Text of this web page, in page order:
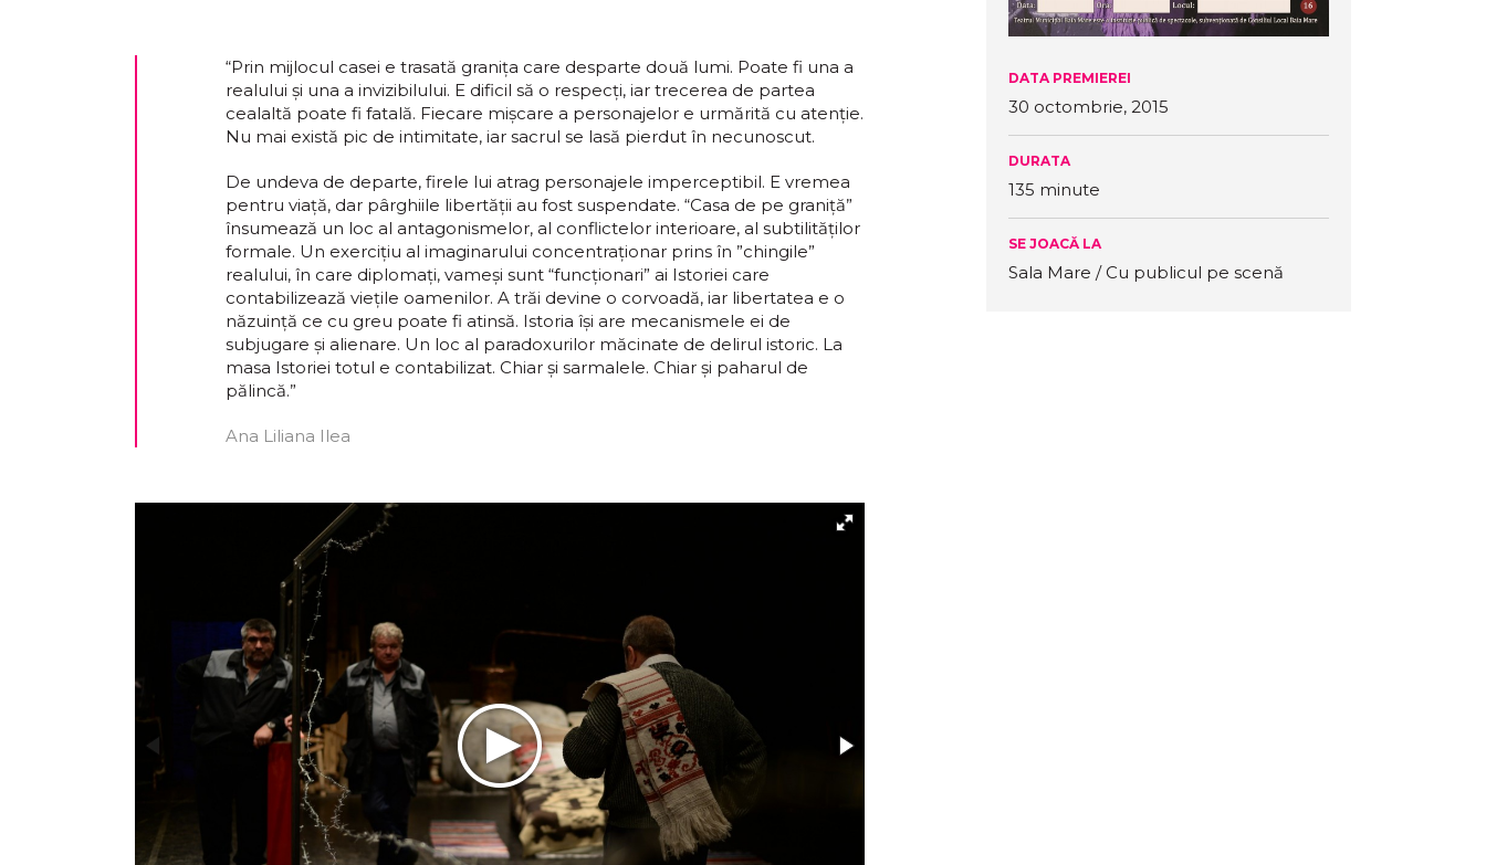
“Prin mijlocul casei e trasată granița care desparte două lumi. Poate fi una a
realului și una a invizibilului. E dificil să o respecți, iar trecerea de partea
cealaltă poate fi fatală. Fiecare mișcare a personajelor e urmărită cu atenție.
Nu mai există pic de intimitate, iar sacrul se lasă pierdut în necunoscut.
De undeva de departe, firele lui atrag personajele imperceptibil. E vremea
pentru viață, dar pârghiile libertății au fost suspendate. “Casa de pe graniță”
însumează un loc al antagonismelor, al conflictelor interioare, al subtilităților
formale. Un exercițiu al imaginarului concentraționar prins în ”chingile”
realului, în care diplomați, vameși sunt “funcționari” ai Istoriei care
contabilizează viețile oamenilor. A trăi devine o corvoadă, iar libertatea e o
năzuință ce cu greu poate fi atinsă. Istoria își are mecanismele ei de
subjugare și alienare. Un loc al paradoxurilor măcinate de delirul istoric. La
masa Istoriei totul e contabilizat. Chiar și sarmalele. Chiar și paharul de
pălincă.”
Ana Liliana Ilea
DATA PREMIEREI
30 octombrie, 2015
DURATA
135 minute
SE JOACĂ LA
Sala Mare / Cu publicul pe scenă